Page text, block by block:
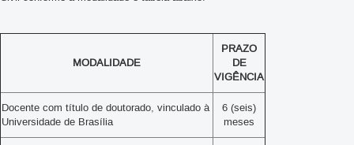
MODALIDADE
PRAZO
DE
VIGÊNCIA
Docente com título de doutorado, vinculado à
Universidade de Brasília
6 (seis)
meses